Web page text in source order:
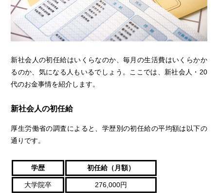
新社会人の初任給はいくらなのか、毎月の生活費はいくらかか
るのか、気になる人もいるでしょう。ここでは、新社会人・20
代のお金事情を紹介します。
新社会人の初任給
厚生労働省の調査によると、学歴別の初任給の平均額は以下の
通りです。
学歴 初任給（月額）
大学院卒 276,000円